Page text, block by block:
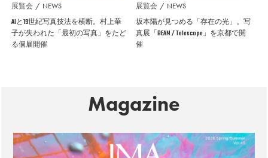
展覧会 NEWS
AIと19世紀写真技法を横断。村上華
子が失われた「最初の写真」をたど
る個展開催
展覧会 NEWS
坂本陽が見つめる「存在の光」。写
真展「BEAM / Telescope」を京都で開
催
Magazine